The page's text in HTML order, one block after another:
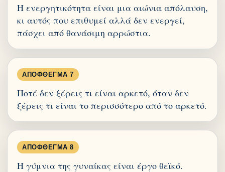
Η ενεργητικότητα είναι μια αιώνια απόλαυση,
κι αυτός που επιθυμεί αλλά δεν ενεργεί,
πάσχει από θανάσιμη αρρώστια.
ΑΠΌΦΘΕΓΜΑ 7
Ποτέ δεν ξέρεις τι είναι αρκετό, όταν δεν
ξέρεις τι είναι το περισσότερο από το αρκετό.
ΑΠΌΦΘΕΓΜΑ 8
Η γύμνια της γυναίκας είναι έργο θεϊκό.